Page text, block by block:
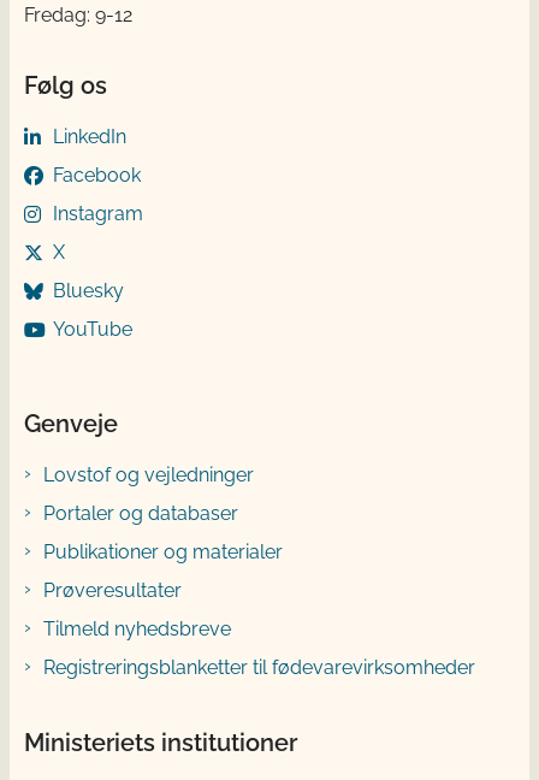
Fredag: 9-12
Følg os
LinkedIn
Facebook
Instagram
X
Bluesky
YouTube
Genveje
Lovstof og vejledninger
Portaler og databaser
Publikationer og materialer
Prøveresultater
Tilmeld nyhedsbreve
Registreringsblanketter til fødevarevirksomheder
Ministeriets institutioner